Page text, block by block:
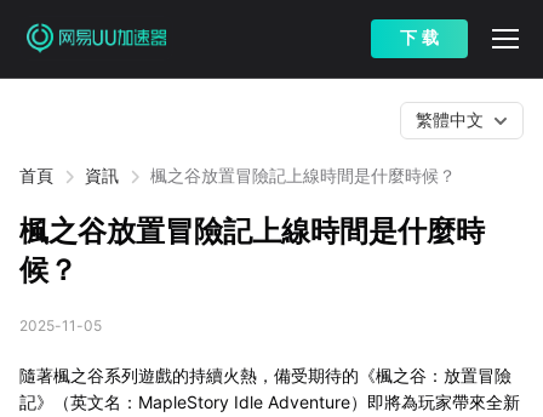
下 载
首頁 資訊 楓之谷放置冒險記上線時間是什麼時候？
繁體中文
楓之谷放置冒險記上線時間是什麼時
候？
2025-11-05
隨著楓之谷系列遊戲的持續火熱，備受期待的《楓之谷：放置冒險
記》（英文名：MapleStory Idle Adventure）即將為玩家帶來全新